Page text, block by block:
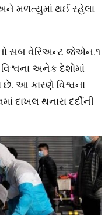
મળત્‍યુમાં થઈ રહેલા
સબ વેરિઅન્‍ટ જેએન.૧
અનેક દેશોમાં
આ કારણે વિશ્વના
થનારા દર્દીની